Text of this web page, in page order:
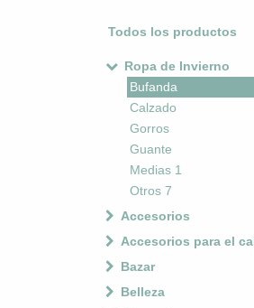
Todos los productos
Ropa de Invierno
Bufanda
Calzado
Gorros
Guante
Medias 1
Otros 7
Accesorios
Accesorios para el
Bazar
Belleza